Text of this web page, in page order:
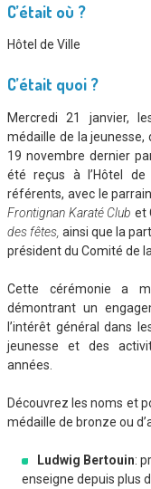
C’était où ?
Hôtel de Ville
C’était quoi ?
Mercredi 21 janvier,
médaille de la jeunesse,
19 novembre dernier
été reçus à l’Hôtel
référents, avec le
Frontignan Karaté Club et
des fêtes, ainsi que la
président du Comité de
Cette cérémonie a
démontrant un
l’intérêt général dans
jeunesse et des
années.
Découvrez les noms et
médaille de bronze ou
Ludwig Bertouin:
enseigne depuis plus